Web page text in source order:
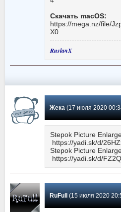
Скачать macOS:
https://mega.nz/file/
X0
RuslanX
Жека(17 июля 2020 00:34)
Stepok Picture
https://yadi.sk/d/
Stepok Picture
https://yadi.sk/d/
RuFull(15 июля 2020 20:52)